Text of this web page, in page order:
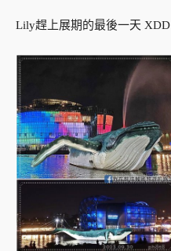
Lily趕上展期的最後一天 XDD